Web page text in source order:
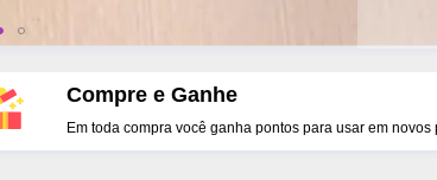
Compre e Ganhe
Em toda compra você ganha pontos para usar em